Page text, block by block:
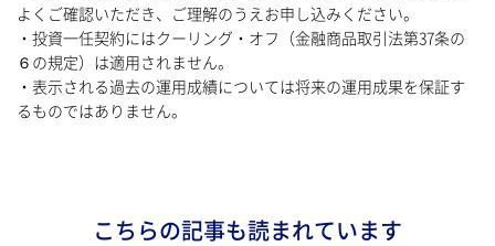
よくご確認いただき、ご理解のうえお申し込みください。
・投資一任契約にはクーリング・オフ（金融商品取引法第37条の
６の規定）は適用されません。
・表示される過去の運用成績については将来の運用成果を保証す
るものではありません。
こちらの記事も読まれています